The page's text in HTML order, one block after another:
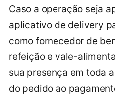
Caso a operação seja
aplicativo de delivery
como fornecedor de
refeição e vale-
sua presença em toda
do pedido ao